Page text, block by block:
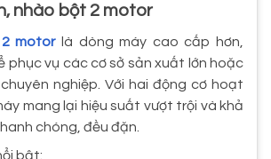
nhào bột 2 motor
motorlà dòng máy cao cấp hơn,
phục vụ các cơ sở sản xuất lớn hoặc
nghiệp. Với hai động cơ hoạt
mang lại hiệu suất vượt trội và khả
chóng, đều đặn.
bật: